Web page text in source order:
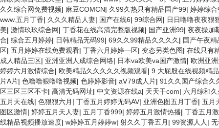
久久综合网免费视频| 麻豆COMCN| 久99久热只有精品国产99| 婷婷综
www.五月丁香| 久久久精品人妻| 国产在线6| 99综合网| 日日噜噜夜夜狠
美| 激情玖玖综合网| 丁香花在线高清完整版视频| 国产亚洲99| 夜夜操加
合| 综合五月婷婷| 日韩精品无码99| 69久久99精品久久久久 | 国产午夜
区| 五月婷婷在线免费观看| 丁香六月婷婷一区| 变态另类色图| 在线只有
成人精品三区| 亚洲亚洲人成综合网络| 日本va欧美va国产激情| 欧洲亚
婷婷六月激情综合| 欧美精品久久久久久视频观看| 9 大屁股在线视频精品
片A片| 色噜噜狠噜噜视频| 色婷婷影音| aⅤ79成人片| 91久久国产综合久
区三区三区不卡| 高清无码网址| 中文资源在线a| 天天干com| 六月综和久
五月天在线| 色狠狠六月 | 丁香五月婷婷无码AV| 亚洲色图五月丁香| 五月
图区激情| 婷婷五月天人妻| 五月丁香999| 婷婷五月激情热播| 丁香五月
线精品视频播放速度| w婷婷五月婷婷w| 射久久丁香五月 | 99资源人人 |